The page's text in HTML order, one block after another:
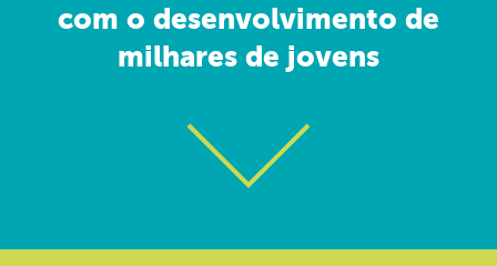
com o desenvolvimento de
milhares de jovens